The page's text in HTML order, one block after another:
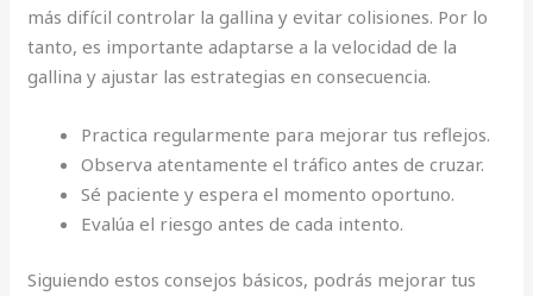
más difícil controlar la gallina y evitar colisiones. Por lo
tanto, es importante adaptarse a la velocidad de la
gallina y ajustar las estrategias en consecuencia.
Practica regularmente para mejorar tus reflejos.
Observa atentamente el tráfico antes de cruzar.
Sé paciente y espera el momento oportuno.
Evalúa el riesgo antes de cada intento.
Siguiendo estos consejos básicos, podrás mejorar tus